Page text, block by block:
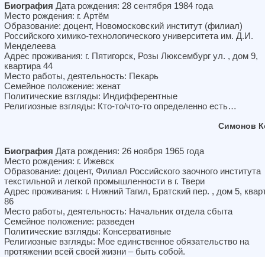
Биография Дата рождения: 28 сентября 1984 года
Место рождения: г. Артём
Образование: доцент, Новомосковский институт (филиал)
Российского химико-технологического университета им. Д.И.
Менделеева
Адрес проживания: г. Пятигорск, Розы Люксембург ул. , дом 9,
квартира 44
Место работы, деятельность: Пекарь
Семейное положение: женат
Политические взгляды: Индифферентные
Религиозные взгляды: Кто-то/что-то определенно есть…
Симонов
Биография Дата рождения: 26 ноября 1965 года
Место рождения: г. Ижевск
Образование: доцент, Филиал Российского заочного института
текстильной и легкой промышленности в г. Твери
Адрес проживания: г. Нижний Тагил, Братский пер. , дом 5,
86
Место работы, деятельность: Начальник отдела сбыта
Семейное положение: разведен
Политические взгляды: Консервативные
Религиозные взгляды: Мое единственное обязательство на
протяжении всей своей жизни – быть собой.